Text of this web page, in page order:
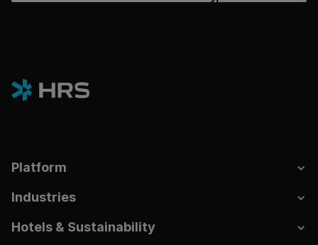
Platform
Industries
Hotels & Sustainability